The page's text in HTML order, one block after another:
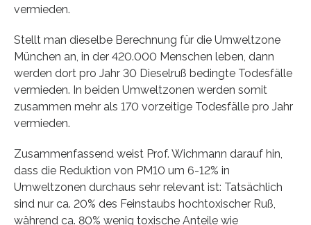
vermieden.
Stellt man dieselbe Berechnung für die Umweltzone
München an, in der 420.000 Menschen leben, dann
werden dort pro Jahr 30 Dieselruß bedingte Todesfälle
vermieden. In beiden Umweltzonen werden somit
zusammen mehr als 170 vorzeitige Todesfälle pro Jahr
vermieden.
Zusammenfassend weist Prof. Wichmann darauf hin,
dass die Reduktion von PM10 um 6-12% in
Umweltzonen durchaus sehr relevant ist: Tatsächlich
sind nur ca. 20% des Feinstaubs hochtoxischer Ruß,
während ca. 80% wenig toxische Anteile wie